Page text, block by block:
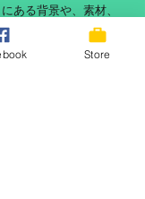
ある背景や、素材、
までこだわり、
がらリラックスした
スタイルを提案しま
Store